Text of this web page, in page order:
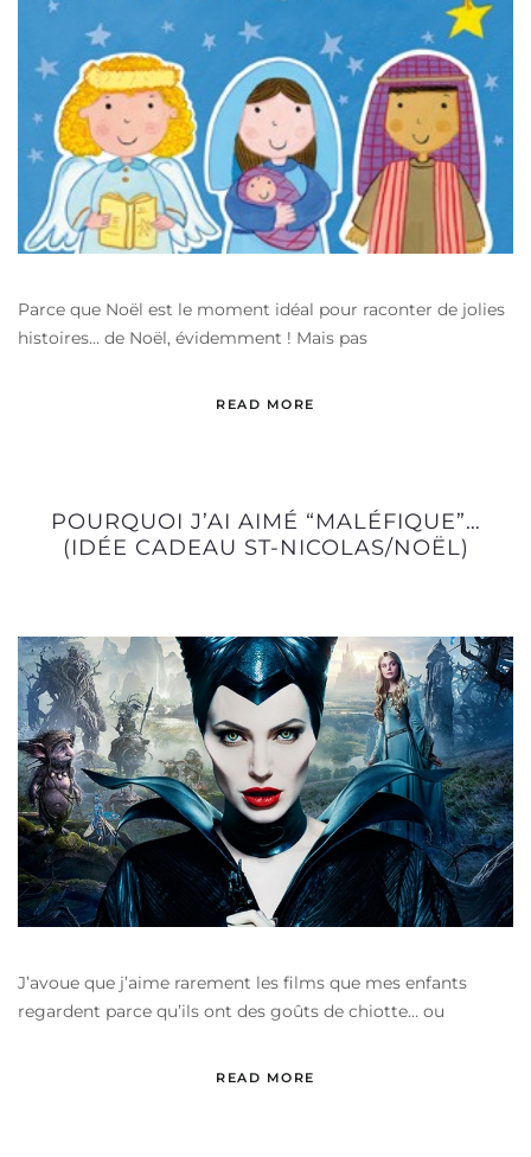
Parce que Noël est le moment idéal pour raconter de jolies
histoires… de Noël, évidemment ! Mais pas
READ MORE
POURQUOI J’AI AIMÉ “MALÉFIQUE”…
(IDÉE CADEAU ST-NICOLAS/NOËL)
J’avoue que j’aime rarement les films que mes enfants
regardent parce qu’ils ont des goûts de chiotte… ou
READ MORE